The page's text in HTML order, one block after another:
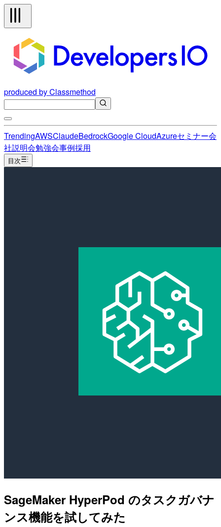
produced by Classmethod
TrendingAWSClaudeBedrockGoogle CloudAzureセミナー会
社説明会勉強会事例採用
目次
SageMaker HyperPod のタスクガバナ
ンス機能を試してみた